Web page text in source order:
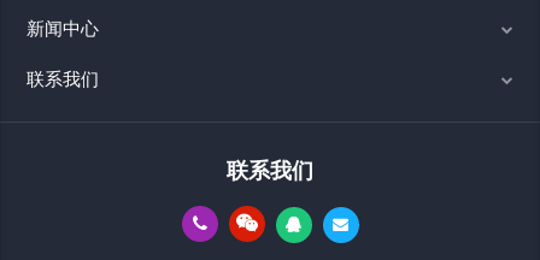
新闻中心
联系我们
联系我们